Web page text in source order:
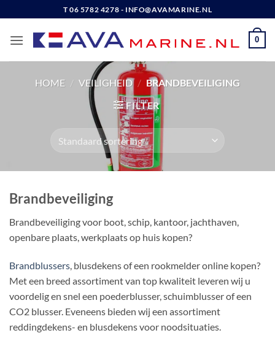
naar
inhoud
T 06 5782 4278 - INFO@AVAMARINE.NL
0
HOME / VEILIGHEID / BRANDBEVEILIGING
FILTER
Brandbeveiliging
Brandbeveiliging voor boot, schip, kantoor, jachthaven,
openbare plaats, werkplaats op huis kopen?
Brandblussers, blusdekens of een rookmelder online kopen?
Met een breed assortiment van top kwaliteit leveren wij u
voordelig en snel een poederblusser, schuimblusser of een
CO2 blusser. Eveneens bieden wij een assortiment
reddingdekens- en blusdekens voor noodsituaties.